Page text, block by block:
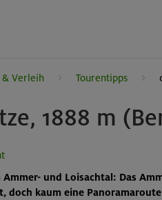
Verleih Tourentipps
1888 m
und Loisachtal: Das
doch kaum eine